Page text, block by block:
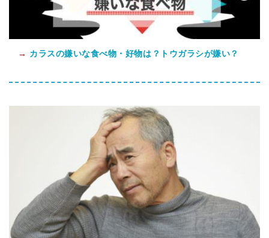
→ カラスの嫌いな食べ物・好物は？トウガラシが嫌い？